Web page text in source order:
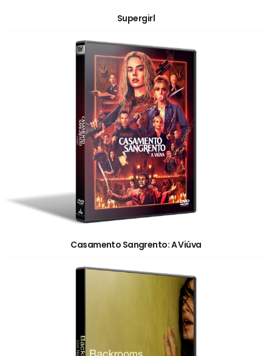
Supergirl
Casamento Sangrento: A Viúva